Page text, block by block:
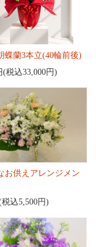
蝶蘭3本立(40輪前後)
(税込33,000円)
お供えアレンジメン
込5,500円)